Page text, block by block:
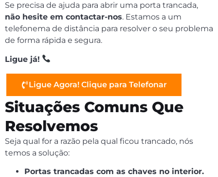
Se precisa de ajuda para abrir uma porta trancada,
não hesite em contactar-nos. Estamos a um
telefonema de distância para resolver o seu problema
de forma rápida e segura.
Ligue já!
Ligue Agora! Clique para Telefonar
Situações Comuns Que
Resolvemos
Seja qual for a razão pela qual ficou trancado, nós
temos a solução:
Portas trancadas com as chaves no interior.